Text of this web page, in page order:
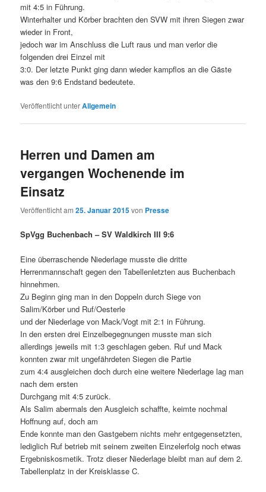
mit 4:5 in Führung.
Winterhalter und Körber brachten den SVW mit ihren Siegen zwar
wieder in Front,
jedoch war im Anschluss die Luft raus und man verlor die
folgenden drei Einzel mit
3:0. Der letzte Punkt ging dann wieder kampflos an die Gäste
was den 9:6 Endstand bedeutete.
Veröffentlicht unterAllgemein
Herren und Damen am
vergangen Wochenende im
Einsatz
Veröffentlicht am25. Januar 2015von Presse
SpVgg Buchenbach – SV Waldkirch III 9:6
Eine überraschende Niederlage musste die dritte
Herrenmannschaft gegen den Tabellenletzten aus Buchenbach
hinnehmen.
Zu Beginn ging man in den Doppeln durch Siege von
Salim/Körber und Ruf/Oesterle
und der Niederlage von Mack/Vogt mit 2:1 in Führung.
In den ersten drei Einzelbegegnungen musste man sich
allerdings jeweils mit 1:3 geschlagen geben. Ruf und Mack
konnten zwar mit ungefährdeten Siegen die Partie
zum 4:4 ausgleichen doch durch eine weitere Niederlage lag man
nach dem ersten
Durchgang mit 4:5 zurück.
Als Salim abermals den Ausgleich schaffte, keimte nochmal
Hoffnung auf, doch am
Ende konnte man den Gastgebern nichts mehr entgegensetzten,
lediglich Ruf betrieb mit seinem zweiten Einzelerfolg noch etwas
Ergebniskosmetik. Trotz dieser Niederlage bleibt man auf dem 2.
Tabellenplatz in der Kreisklasse C.